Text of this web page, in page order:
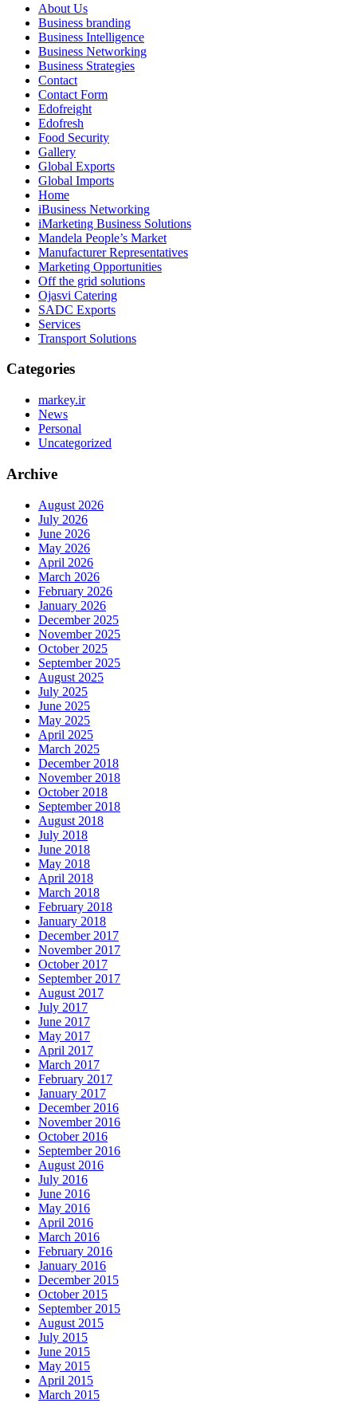
About Us
Business branding
Business Intelligence
Business Networking
Business Strategies
Contact
Contact Form
Edofreight
Edofresh
Food Security
Gallery
Global Exports
Global Imports
Home
iBusiness Networking
iMarketing Business Solutions
Mandela People’s Market
Manufacturer Representatives
Marketing Opportunities
Off the grid solutions
Ojasvi Catering
SADC Exports
Services
Transport Solutions
Categories
markey.ir
News
Personal
Uncategorized
Archive
August 2026
July 2026
June 2026
May 2026
April 2026
March 2026
February 2026
January 2026
December 2025
November 2025
October 2025
September 2025
August 2025
July 2025
June 2025
May 2025
April 2025
March 2025
December 2018
November 2018
October 2018
September 2018
August 2018
July 2018
June 2018
May 2018
April 2018
March 2018
February 2018
January 2018
December 2017
November 2017
October 2017
September 2017
August 2017
July 2017
June 2017
May 2017
April 2017
March 2017
February 2017
January 2017
December 2016
November 2016
October 2016
September 2016
August 2016
July 2016
June 2016
May 2016
April 2016
March 2016
February 2016
January 2016
December 2015
October 2015
September 2015
August 2015
July 2015
June 2015
May 2015
April 2015
March 2015